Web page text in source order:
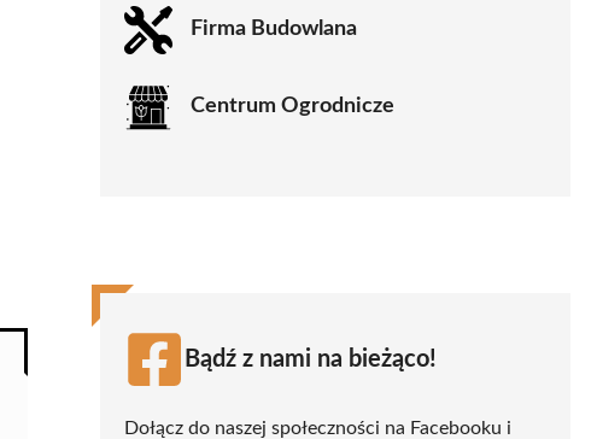
Firma Budowlana
Centrum Ogrodnicze
Bądź z nami na bieżąco!
Dołącz do naszej społeczności na Facebooku i